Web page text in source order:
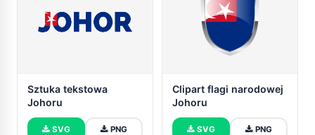
Sztuka tekstowa
Johoru
SVG PNG
Clipart flagi narodowej
Johoru
SVG PNG